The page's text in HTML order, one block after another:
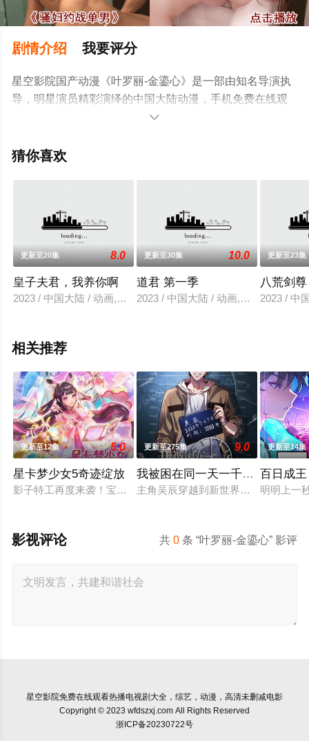
剧情介绍 我要评分
星空影院国产动漫《叶罗丽-金鎏心》是一部由知名导演执
导，明星演员精彩演绎的中国大陆动漫，手机免费在线观
看高清无删减完整版动漫全集就上星空电影网，更多相关

猜你喜欢
更新至20集 8.0
皇子夫君，我养你啊
2023 / 中国大陆 / 动画,国产动漫
更新至30集 10.0
道君 第一季
2023 / 中国大陆 / 动画,国产动漫
更新至23集
八荒剑尊
2023 / 中
相关推荐
更新至12集 5.0
星卡梦少女5奇迹绽放
影子特工再度来袭！宝石族精灵竟然成了关键所在！东方桃子与
更新至275集 9.0
我被困在同一天一千年动态漫画
主角吴辰穿越到新世界后，被困在
更新至14集
百日成王
明明上一
共0 条 “叶罗丽-金鎏心” 影评
影视评论
星空影院免费在线观看热播电视剧大全，综艺，动漫，高清未删减电影
Copyright © 2023 wfdszxj.com All Rights Reserved
浙ICP备20230722号